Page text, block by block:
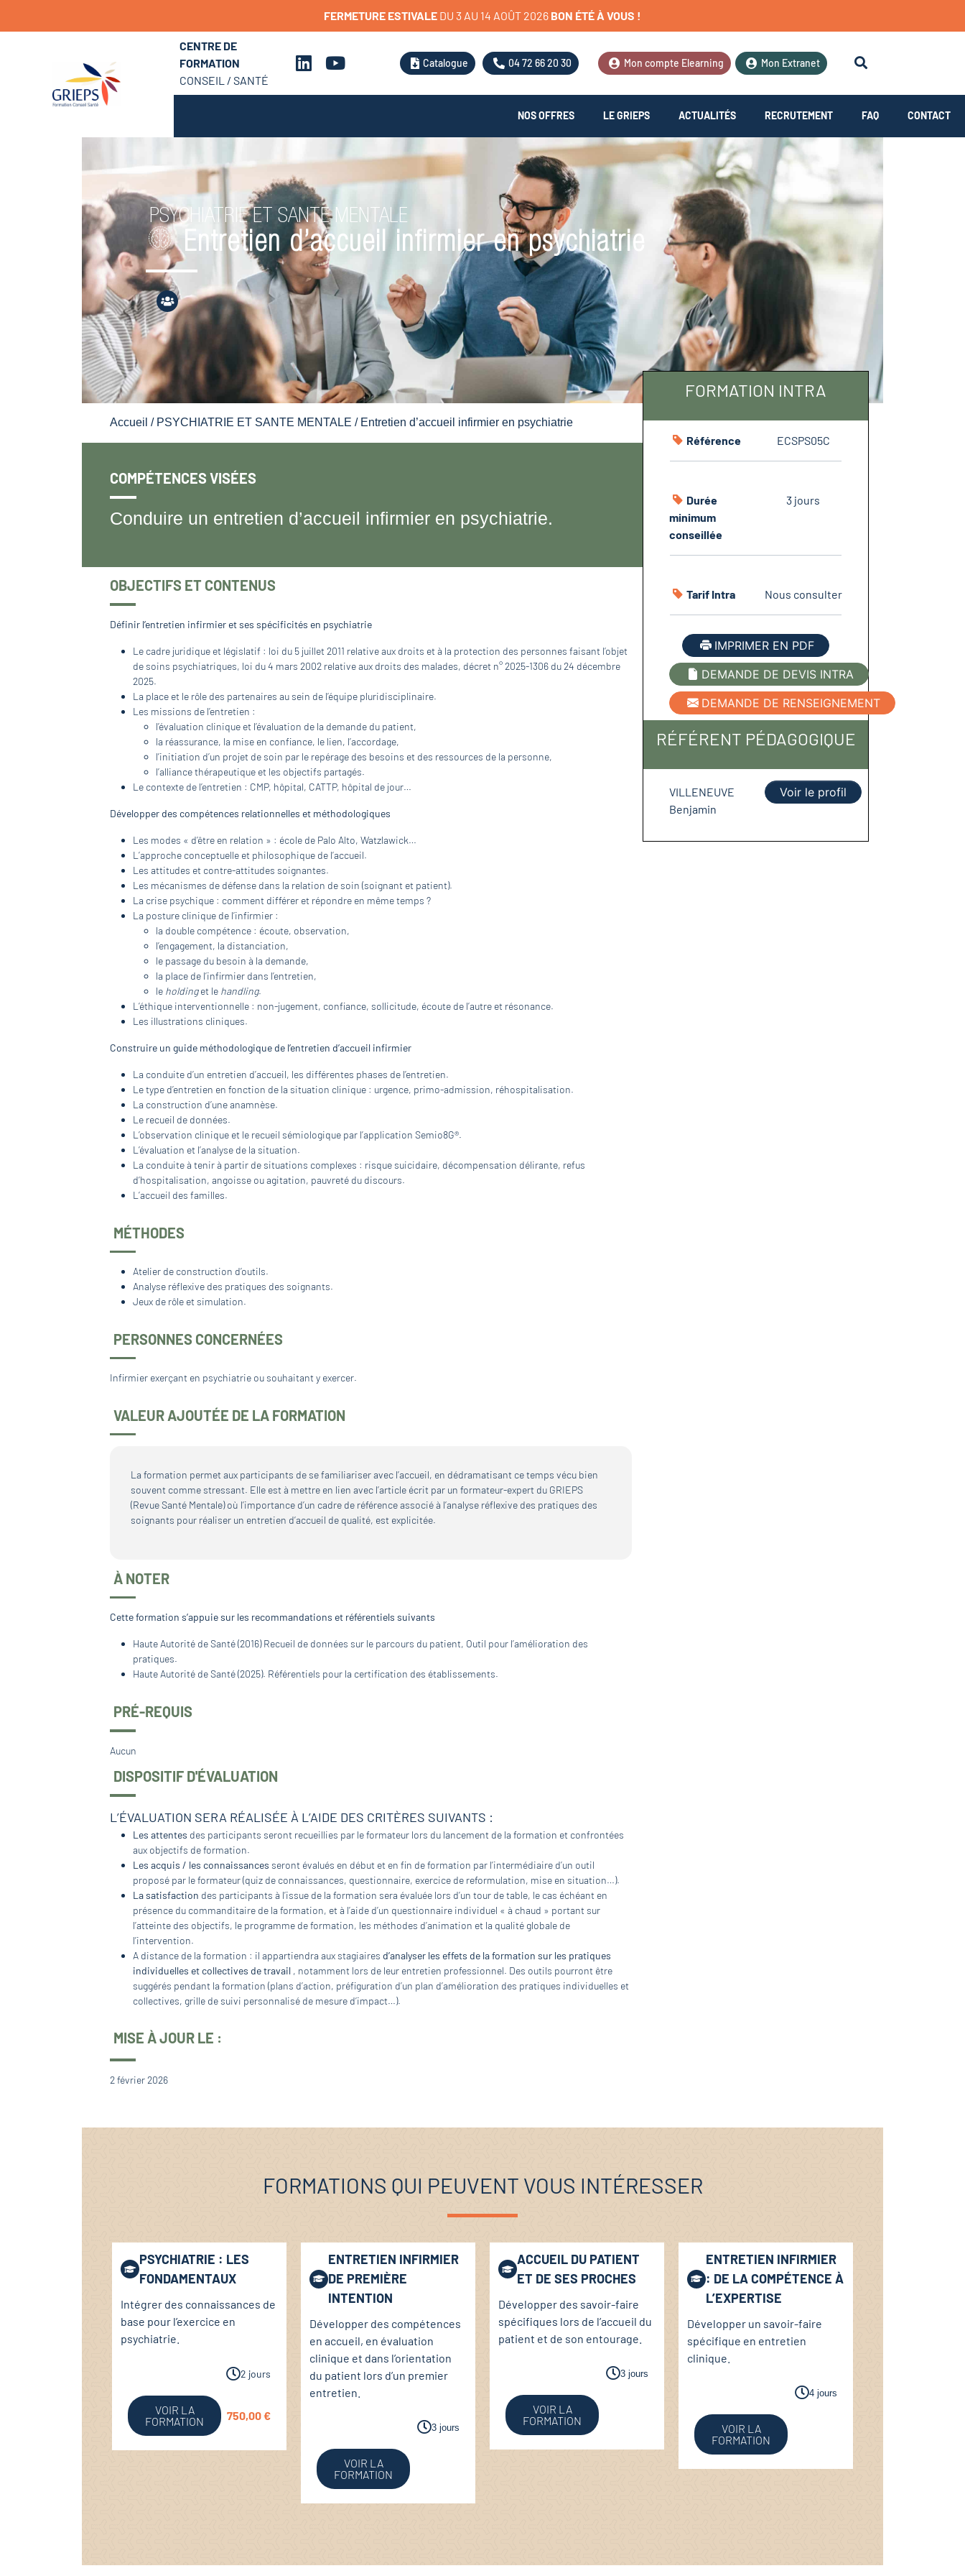
FERMETURE ESTIVALE DU 3 AU 14 AOÛT 2026 BON ÉTÉÀ VOUS !
CENTRE DE
FORMATION
CONSEIL / SANTÉ
Catalogue 04 72 66 20 30 Mon compte Elearning Mon Extranet
NOS OFFRES LE GRIEPS ACTUALITÉS RECRUTEMENT FAQ CONTACT
PSYCHIATRIE ET SANTE MENTALE
Entretien d’accueil infirmier en psychiatrie
Accueil / PSYCHIATRIE ET SANTE MENTALE / Entretien d’accueil infirmier en psychiatrie
COMPÉTENCES VISÉES
Conduire un entretien d’accueil infirmier en psychiatrie.
OBJECTIFS ET CONTENUS
Définir l’entretien infirmier et ses spécificités en psychiatrie
Le cadre juridique et législatif : loi du 5 juillet 2011 relative aux droits et à la protection des personnes faisant l’objet
de soins psychiatriques, loi du 4 mars 2002 relative aux droits des malades, décret n° 2025-1306 du 24 décembre
2025.
La place et le rôle des partenaires au sein de l’équipe pluridisciplinaire.
Les missions de l’entretien :
l’évaluation clinique et l’évaluation de la demande du patient,
la réassurance, la mise en confiance, le lien, l’accordage,
l’initiation d’un projet de soin par le repérage des besoins et des ressources de la personne,
l’alliance thérapeutique et les objectifs partagés.
Le contexte de l’entretien : CMP, hôpital, CATTP, hôpital de jour…
Développer des compétences relationnelles et méthodologiques
Les modes « d’être en relation » : école de Palo Alto, Watzlawick…
L’approche conceptuelle et philosophique de l’accueil.
Les attitudes et contre-attitudes soignantes.
Les mécanismes de défense dans la relation de soin (soignant et patient).
La crise psychique : comment différer et répondre en même temps ?
La posture clinique de l’infirmier :
la double compétence : écoute, observation,
l’engagement, la distanciation,
le passage du besoin à la demande,
la place de l’infirmier dans l’entretien,
le holdinget le handling.
L’éthique interventionnelle : non-jugement, confiance, sollicitude, écoute de l’autre et résonance.
Les illustrations cliniques.
Construire un guide méthodologique de l’entretien d’accueil infirmier
La conduite d’un entretien d’accueil, les différentes phases de l’entretien.
Le type d’entretien en fonction de la situation clinique : urgence, primo-admission, réhospitalisation.
La construction d’une anamnèse.
Le recueil de données.
L’observation clinique et le recueil sémiologique par l’application Semio8G®.
L’évaluation et l’analyse de la situation.
La conduite à tenir à partir de situations complexes : risque suicidaire, décompensation délirante, refus
d’hospitalisation, angoisse ou agitation, pauvreté du discours.
L’accueil des familles.
MÉTHODES
Atelier de construction d’outils.
Analyse réflexive des pratiques des soignants.
Jeux de rôle et simulation.
PERSONNES CONCERNÉES
Infirmier exerçant en psychiatrie ou souhaitant y exercer.
VALEUR AJOUTÉE DE LA FORMATION
La formation permet aux participants de se familiariser avec l’accueil, en dédramatisant ce temps vécu bien
souvent comme stressant. Elle est à mettre en lien avec l’article écrit par un formateur-expert du GRIEPS
(Revue Santé Mentale) où l’importance d’un cadre de référence associé à l’analyse réflexive des pratiques des
soignants pour réaliser un entretien d’accueil de qualité, est explicitée.
À NOTER
Cette formation s’appuie sur les recommandations et référentiels suivants
Haute Autorité de Santé (2016) Recueil de données sur le parcours du patient, Outil pour l’amélioration des
pratiques.
Haute Autorité de Santé (2025). Référentiels pour la certification des établissements.
PRÉ-REQUIS
Aucun
DISPOSITIF D'ÉVALUATION
L’ÉVALUATION SERA RÉALISÉE À L’AIDE DES CRITÈRES SUIVANTS :
Les attentes des participants seront recueillies par le formateur lors du lancement de la formation et confrontées
aux objectifs de formation.
Les acquis / les connaissances seront évalués en début et en fin de formation par l’intermédiaire d’un outil
proposé par le formateur (quiz de connaissances, questionnaire, exercice de reformulation, mise en situation…).
La satisfaction des participants à l’issue de la formation sera évaluée lors d’un tour de table, le cas échéant en
présence du commanditaire de la formation, et à l’aide d’un questionnaire individuel « à chaud » portant sur
l’atteinte des objectifs, le programme de formation, les méthodes d’animation et la qualité globale de
l’intervention.
A distance de la formation : il appartiendra aux stagiaires d’analyser les effets de la formation sur les pratiques
individuelles et collectives de travail , notamment lors de leur entretien professionnel. Des outils pourront être
suggérés pendant la formation (plans d’action, préfiguration d’un plan d’amélioration des pratiques individuelles et
collectives, grille de suivi personnalisé de mesure d’impact…).
MISE À JOUR LE :
2 février 2026
FORMATION INTRA
Référence ECSPS05C
Durée
minimum
conseillée
3 jours
Tarif Intra Nous consulter
IMPRIMER EN PDF
DEMANDE DE DEVIS INTRA
DEMANDE DE RENSEIGNEMENT
RÉFÉRENT PÉDAGOGIQUE
VILLENEUVE
Benjamin
Voir le profil
FORMATIONS QUI PEUVENT VOUS INTÉRESSER
PSYCHIATRIE : LES
FONDAMENTAUX
Intégrer des connaissances de
base pour l’exercice en
psychiatrie.
2 jours
VOIR LA
FORMATION
750,00€
ENTRETIEN INFIRMIER
DE PREMIÈRE
INTENTION
Développer des compétences
en accueil, en évaluation
clinique et dans l’orientation
du patient lors d’un premier
entretien.
3 jours
VOIR LA
FORMATION
ACCUEIL DU PATIENT
ET DE SES PROCHES
Développer des savoir-faire
spécifiques lors de l’accueil du
patient et de son entourage.
3 jours
VOIR LA
FORMATION
ENTRETIEN INFIRMIER
: DE LA COMPÉTENCE À
L’EXPERTISE
Développer un savoir-faire
spécifique en entretien
clinique.
4 jours
VOIR LA
FORMATION